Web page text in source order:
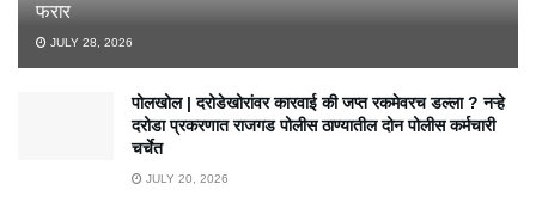
फरार
JULY 28, 2026
पोलखोल | दरोडेखोरांवर कारवाई की जप्त रकमेवरच डल्ला ? नऱ्हे
दरोडा प्रकरणात राजगड पोलीस ठाण्यातील दोन पोलीस कर्मचारी
चर्चेत
JULY 20, 2026